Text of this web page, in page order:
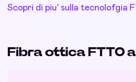
Scopri di piu' sulla tecnolofgia
Fibra ottica FTTO